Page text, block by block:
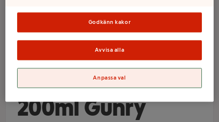
Body Lotion Olive
200ml Gunry
Välj butik och handla
Sortimentet kan variera mellan butikerna
Godkänn kakor
Avvisa alla
Anpassa val